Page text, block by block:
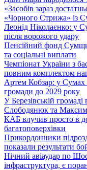
«Засобів зараз
«Чорного Стрижа» із
Леонід Ніколаєнко: у
після ворожого удару
Пенсійний фонд
та соціальні виплати
Чемпіонат України з
повним комплектом
Артем Кобзар: у Сумах
громади до 2029 року
У Березівській
Слободянюк та
КАБ влучив просто в
багатоповерхівки
Прикордонники
показали результати
Нічний авіаудар по
інфраструктура, є